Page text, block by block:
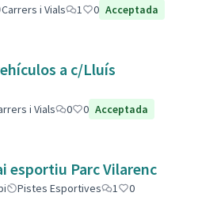
Carrers i Vials 1 0 Acceptada
a c/Lluís
i Vials 0 0 Acceptada
esportiu Parc Vilarenc
Pistes Esportives 1
0